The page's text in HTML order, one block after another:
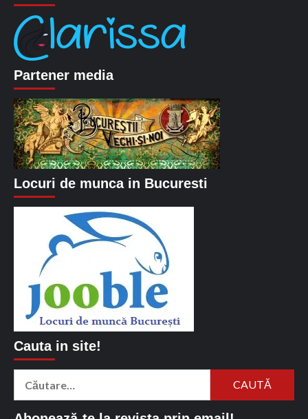
Partener media
Locuri de munca in Bucuresti
Cauta in site!